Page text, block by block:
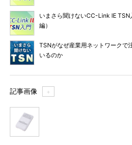
いまさら聞けないCC-Link IE TSN
編）
TSNがなぜ産業用ネットワークで
いるのか
記事画像 ＋